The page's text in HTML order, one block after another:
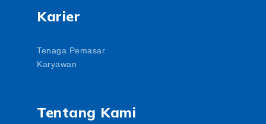
Karier
Tenaga Pemasar
Karyawan
Tentang Kami